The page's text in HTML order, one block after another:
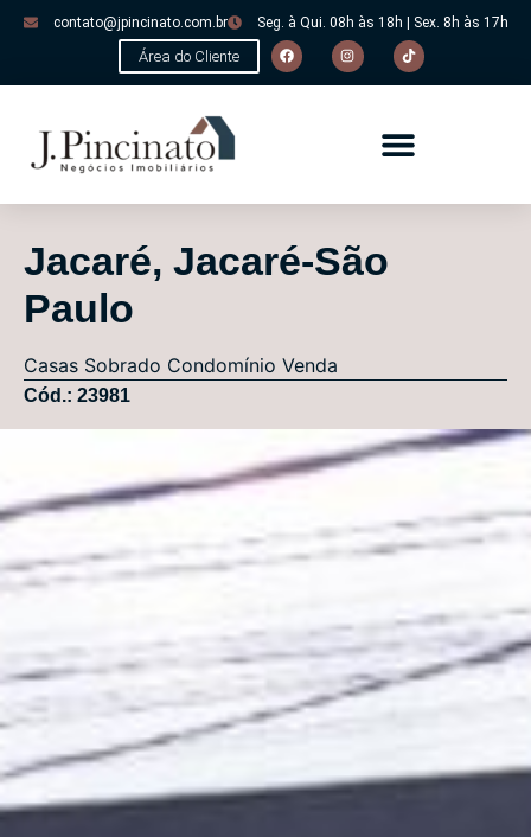
contato@jpincinato.com.br Seg. à Qui. 08h às 18h | Sex. 8h às 17h
Área do Cliente
Jacaré, Jacaré-São
Paulo
Casas Sobrado Condomínio Venda
Cód.: 23981